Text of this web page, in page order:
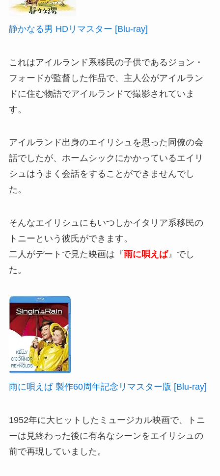
静かなる男 HDリマスター [Blu-ray]
これはアイルランド系移民の子供であるジョン・
フォードが監督した作品で、主人公がアイルラン
ドに住む物語でアイルランドで撮影されていま
す。
アイルランド出身のエイリシュを思った同僚の会
話でしたが、ホームシックにかかっているエイリ
シュはうまく会話をすることができませんでし
た。
そんなエイリシュにもいつしかイタリア系移民の
トニーという彼氏ができます。
二人がデートで見た映画は『雨に唄えば』でし
た。
雨に唄えば 製作60周年記念リマスター版 [Blu-ray]
1952年に大ヒットしたミュージカル映画で、トニ
ーは見終わった後に有名なシーンをエイリシュの
前で再現していました。